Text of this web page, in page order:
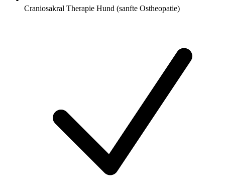
Craniosakral Therapie Hund (sanfte Ostheopatie)